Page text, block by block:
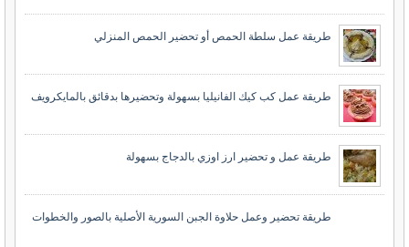
طريقة عمل سلطة الحمص أو تحضير الحمص المنزلي
طريقة عمل كب كيك الفانيليا بسهولة وتحضيرها بدقائق بالمايكرويف
طريقة عمل و تحضير ارز اوزي بالدجاج بسهولة
طريقة تحضير وعمل حلاوة الجبن السورية الأصلية بالصور والخطوات